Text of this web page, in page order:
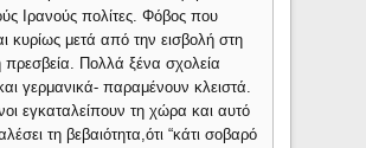
Ιρανούς πολίτες. Φόβος που
κυρίως μετά από την εισβολή στη
πρεσβεία. Πολλά ξένα σχολεία
γερμανικά- παραμένουν κλειστά.
εγκαταλείπουν τη χώρα και αυτό
τη βεβαιότητα,ότι “κάτι σοβαρό